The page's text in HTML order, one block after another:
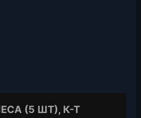
(5 ШТ), К-Т